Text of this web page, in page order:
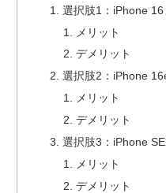
選択肢1：iPhone
メリット
デメリット
選択肢2：iPhone
メリット
デメリット
選択肢3：iPhone
メリット
デメリット